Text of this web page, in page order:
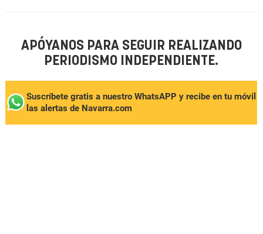
APÓYANOS PARA SEGUIR REALIZANDO
PERIODISMO INDEPENDIENTE.
Suscríbete gratis a nuestro WhatsAPP y recibe en tu móvil
las alertas de Navarra.com